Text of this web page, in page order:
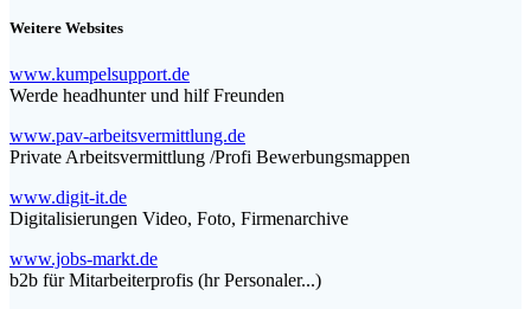
Weitere Websites
www.kumpelsupport.de
Werde headhunter und hilf Freunden
www.pav-arbeitsvermittlung.de
Private Arbeitsvermittlung /Profi Bewerbungsmappen
www.digit-it.de
Digitalisierungen Video, Foto, Firmenarchive
www.jobs-markt.de
b2b für Mitarbeiterprofis (hr Personaler...)